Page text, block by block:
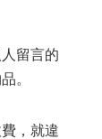
留言的
。
，就違